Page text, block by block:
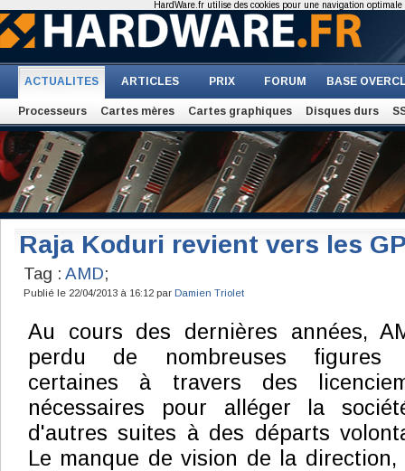
ACTUALITES ARTICLES PRIX FORUM BASE
Processeurs Cartes mères Cartes graphiques Disques durs
Raja Koduri revient vers les
Tag : AMD;
Publié le 22/04/2013 à 16:12 par Damien Triolet
Au cours des dernières années,
perdu de nombreuses figures
certaines à travers des
nécessaires pour alléger la
d'autres suites à des départs
Le manque de vision de la direction,
HardWare.fr utilise des cookies pour une navigation